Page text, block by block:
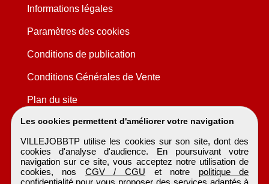
Les cookies permettent d'améliorer votre navigation
VILLEJOBBTP utilise les cookies sur son site, dont des
cookies d'analyse d'audience. En poursuivant votre
navigation sur ce site, vous acceptez notre utilisation de
cookies, nos CGV / CGU et notre politique de
confidentialitépour vous proposer des services adaptés à
Informations légales
Paramètres des cookies
Conditions de publication
Conditions Générales de Vente
Plan du site